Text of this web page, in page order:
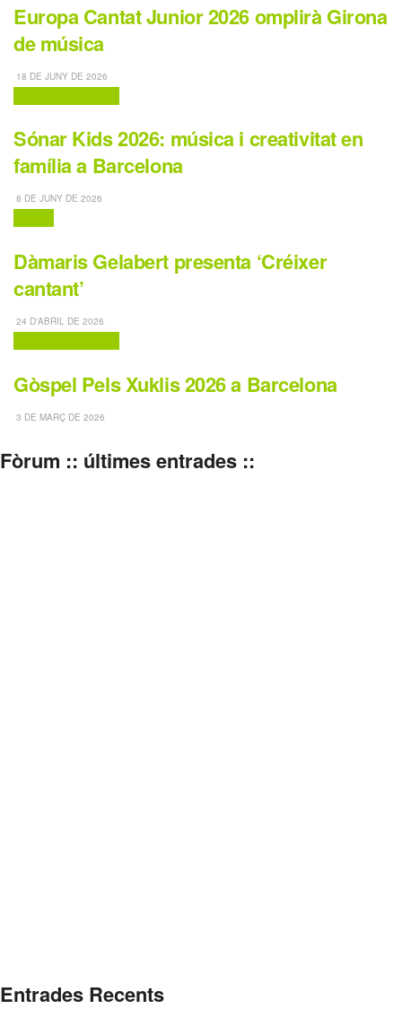
Europa Cantat Junior 2026 omplirà Girona
de música
18 DE JUNY DE 2026
Sónar Kids 2026: música i creativitat en
família a Barcelona
8 DE JUNY DE 2026
Dàmaris Gelabert presenta ‘Créixer
cantant’
24 D'ABRIL DE 2026
Gòspel Pels Xuklis 2026 a Barcelona
3 DE MARÇ DE 2026
Fòrum :: últimes entrades ::
Entrades Recents